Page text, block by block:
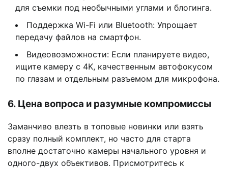
для съемки под необычными углами и блогинга.
Поддержка Wi-Fi или Bluetooth: Упрощает
передачу файлов на смартфон.
Видеовозможности: Если планируете видео,
ищите камеру с 4K, качественным автофокусом
по глазам и отдельным разъемом для микрофона.
6. Цена вопроса и разумные компромиссы
Заманчиво влезть в топовые новинки или взять
сразу полный комплект, но часто для старта
вполне достаточно камеры начального уровня и
одного-двух объективов. Присмотритесь к